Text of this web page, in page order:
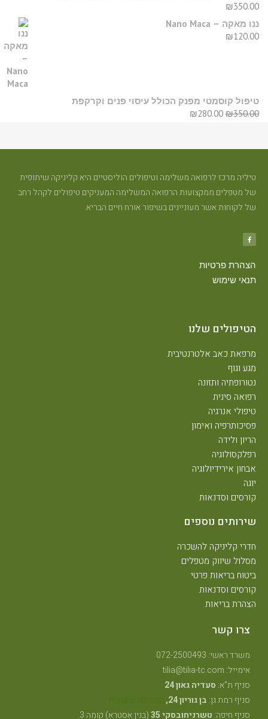
₪350.00
ננו מאקה – Nano Maca
₪120.00
טיפול קוסמטי מפנק הכולל עיסוי פנים וקרקפת
₪350.00
₪280.00
טיליה מרכז לרפואה משלימה וטיפולים הוליסטיים היא קליניקה שיתופית
של מטפלים ממקצועות הרפואה המשלימה המעניקים טיפולים לקהל רחב
של לקוחות אשר מעוניינים בשיפור אורח חיים הבריא.
הצהרת פרטיות
תנאי שימוש
הטיפולים שלנו
מרפאת כאב אלטרנטיבית
מגע וגוף
נטורופתיה ותזונה
רפואה סינית
טיפולי אנרגיה
פסיכותרפיה ואימון
הריון ולידה
רפלקסולוגיה
אבחון אירידיולוגיה
יוגה
קורסים וסדנאות
שירותים נוספים
חדרי קליניקה להשכרה
מסלול שיווק מטפלים
ביטוח בריאות פרטי
קורסים וסדנאות
הצהרת בריאות
צרו קשר
משרד ראשי: 072-2500493
אימייל: tilia@tilia-tc.com
סניף ת"א:סעדיה גאון 24
סניף רמת גן:בן גוריון 24, קליניקה טיפולית
סניף חיפה:טשרניחובסקי 35 (בנין אסטרא) קומה 3.